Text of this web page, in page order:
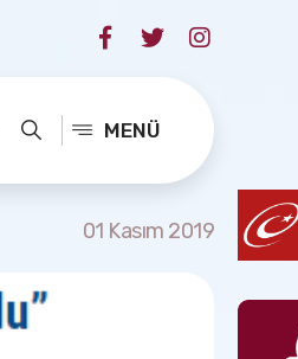
MENÜ
01 Kasım 2019